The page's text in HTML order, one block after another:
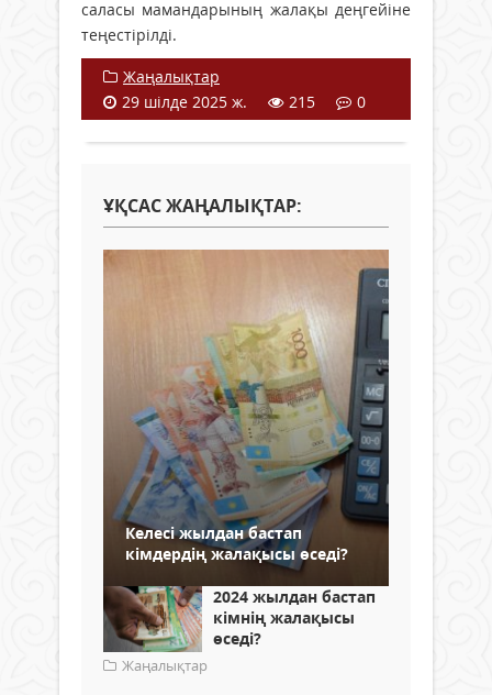
саласы мамандарының жалақы деңгейіне
теңестірілді.
Жаңалықтар
29 шілде 2025 ж.
215 0
ҰҚСАС ЖАҢАЛЫҚТАР:
Келесі жылдан бастап
кімдердің жалақысы өседі?
2024 жылдан бастап
кімнің жалақысы
өседі?
Жаңалықтар